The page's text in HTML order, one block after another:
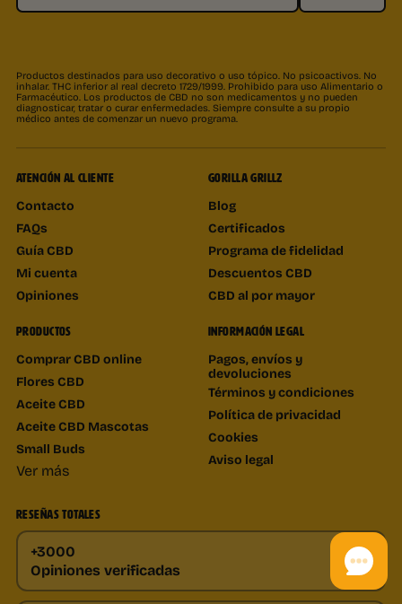
Productos destinados para uso decorativo o uso tópico. No psicoactivos. No
inhalar. THC inferior al real decreto 1729/1999. Prohibido para uso Alimentario o
Farmacéutico. Los productos de CBD no son medicamentos y no pueden
diagnosticar, tratar o curar enfermedades. Siempre consulte a su propio
médico antes de comenzar un nuevo programa.
ATENCIÓN AL CLIENTE
Contacto
FAQs
Guía CBD
Mi cuenta
Opiniones
GORILLA GRILLZ
Blog
Certificados
Programa de fidelidad
Descuentos CBD
CBD al por mayor
PRODUCTOS
Comprar CBD online
Flores CBD
Aceite CBD
Aceite CBD Mascotas
Small Buds
Ver más
INFORMACIÓN LEGAL
Pagos, envíos y
devoluciones
Términos y condiciones
Política de privacidad
Cookies
Aviso legal
RESEÑAS TOTALES
+3000
Opiniones verificadas